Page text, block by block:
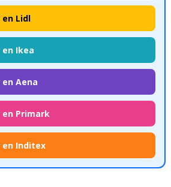
Lidl
Ikea
Aena
Primark
en Inditex